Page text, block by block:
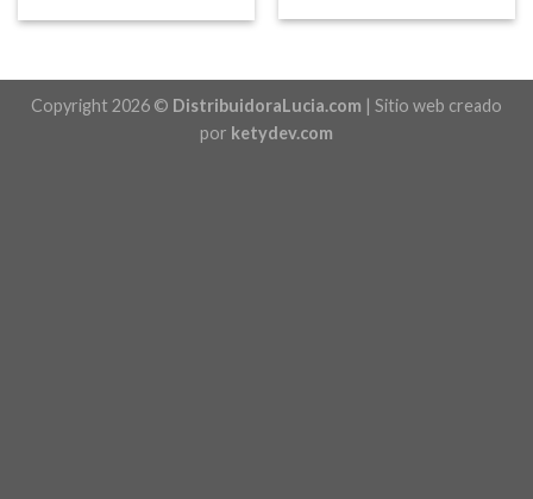
Copyright 2026 © DistribuidoraLucia.com | Sitio web creado
por ketydev.com